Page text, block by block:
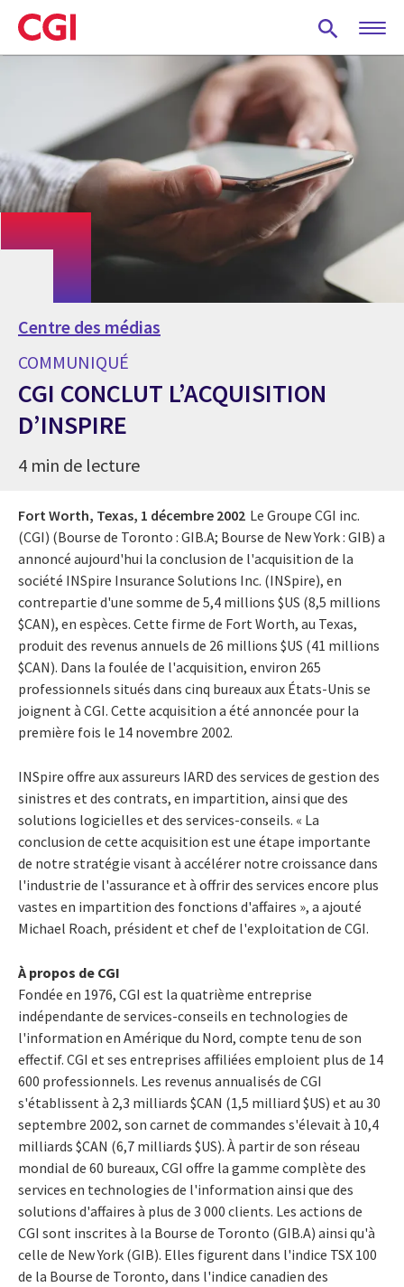
Skip
to
main
Centre des médias
COMMUNIQUÉ
CGI CONCLUT L’ACQUISITION
D’INSPIRE
4 min de lecture
Fort Worth, Texas, 1 décembre 2002 Le Groupe CGI inc.
(CGI) (Bourse de Toronto : GIB.A; Bourse de New York : GIB) a
annoncé aujourd'hui la conclusion de l'acquisition de la
société INSpire Insurance Solutions Inc. (INSpire), en
contrepartie d'une somme de 5,4 millions $US (8,5 millions
$CAN), en espèces. Cette firme de Fort Worth, au Texas,
produit des revenus annuels de 26 millions $US (41 millions
$CAN). Dans la foulée de l'acquisition, environ 265
professionnels situés dans cinq bureaux aux États-Unis se
joignent à CGI. Cette acquisition a été annoncée pour la
première fois le 14 novembre 2002.
INSpire offre aux assureurs IARD des services de gestion des
sinistres et des contrats, en impartition, ainsi que des
solutions logicielles et des services-conseils. « La
conclusion de cette acquisition est une étape importante
de notre stratégie visant à accélérer notre croissance dans
l'industrie de l'assurance et à offrir des services encore plus
vastes en impartition des fonctions d'affaires », a ajouté
Michael Roach, président et chef de l'exploitation de CGI.
À propos de CGI
Fondée en 1976, CGI est la quatrième entreprise
indépendante de services-conseils en technologies de
l'information en Amérique du Nord, compte tenu de son
effectif. CGI et ses entreprises affiliées emploient plus de 14
600 professionnels. Les revenus annualisés de CGI
s'établissent à 2,3 milliards $CAN (1,5 milliard $US) et au 30
septembre 2002, son carnet de commandes s'élevait à 10,4
milliards $CAN (6,7 milliards $US). À partir de son réseau
mondial de 60 bureaux, CGI offre la gamme complète des
services en technologies de l'information ainsi que des
solutions d'affaires à plus de 3 000 clients. Les actions de
CGI sont inscrites à la Bourse de Toronto (GIB.A) ainsi qu'à
celle de New York (GIB). Elles figurent dans l'indice TSX 100
de la Bourse de Toronto, dans l'indice canadien des